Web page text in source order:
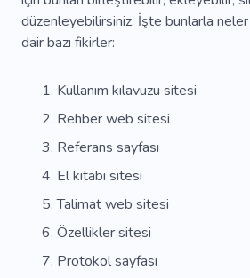
düzenleyebilirsiniz. İşte bunlarla
dair bazı fikirler:
Kullanım kılavuzu sitesi
Rehber web sitesi
Referans sayfası
El kitabı sitesi
Talimat web sitesi
Özellikler sitesi
Protokol sayfası